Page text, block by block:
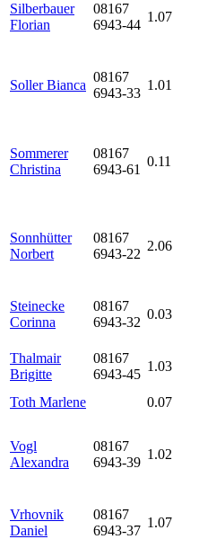
Silberbauer
Florian
08167
6943-44
1.07
Soller Bianca
08167
6943-33
1.01
Sommerer
Christina
08167
6943-61
0.11
Sonnhütter
Norbert
08167
6943-22
2.06
Steinecke
Corinna
08167
6943-32
0.03
Thalmair
Brigitte
08167
6943-45
1.03
Toth Marlene
0.07
Vogl
Alexandra
08167
6943-39
1.02
Vrhovnik
Daniel
08167
6943-37
1.07